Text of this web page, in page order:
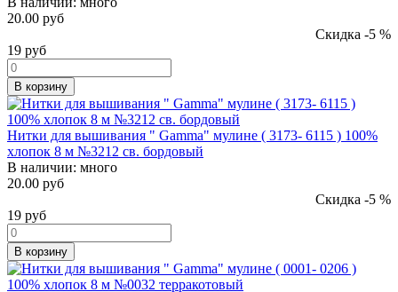
20.00 руб
Скидка -5 %
19 руб
В корзину
Нитки для вышивания " Gamma" мулине ( 3173- 6115 ) 100%
хлопок 8 м №3212 св. бордовый
В наличии: много
20.00 руб
Скидка -5 %
19 руб
В корзину